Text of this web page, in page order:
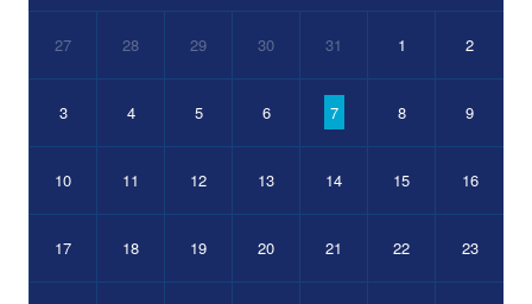
27 28 29 30 31 1 2
3 4 5 6 7 8 9
10 11 12 13 14 15 16
17 18 19 20 21 22 23